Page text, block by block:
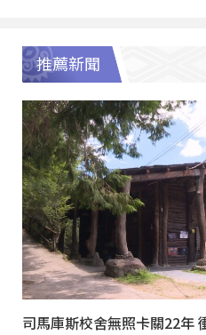
推薦新聞
司馬庫斯校舍無照卡關22年